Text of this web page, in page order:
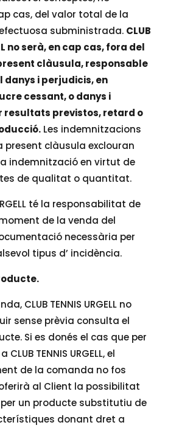
cas, del valor total de la
subministrada. CLUB
no serà, en cap cas, fora del
clàusula, responsable
danys i perjudicis, en
cessant, o danys i
resultats previstos, retard o
Les indemnitzacions
present clàusula exclouran
indemnització en virtut de
de qualitat o quantitat.
té la responsabilitat de
de la venda del
necessària per
tipus d’ incidència.
CLUB TENNIS URGELL no
sense prèvia consulta el
Si es donés el cas que per
TENNIS URGELL, el
de la comanda no fos
al Client la possibilitat
un producte substitutiu de
donant dret a